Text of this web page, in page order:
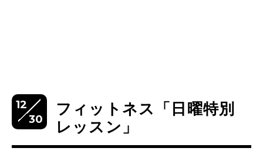
12
30
フィットネス「日曜特別
レッスン」